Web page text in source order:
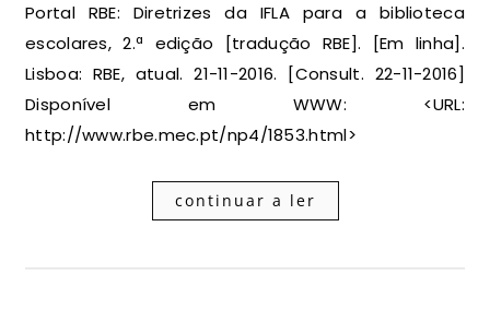
Portal RBE: Diretrizes da IFLA para a biblioteca
escolares, 2.ª edição [tradução RBE]. [Em linha].
Lisboa: RBE, atual. 21-11-2016. [Consult. 22-11-2016]
Disponível em WWW: <URL:
http://www.rbe.mec.pt/np4/1853.html>
continuar a ler